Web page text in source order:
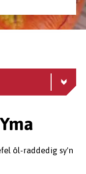
ôl-raddedig sy'n